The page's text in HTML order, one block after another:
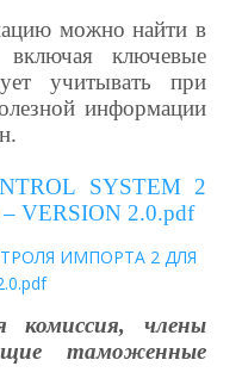
можно найти в
включая ключевые
учитывать при
информации
SYSTEM 2
VERSION 2.0.pdf
ИМПОРТА 2 ДЛЯ
комиссия, члены
таможенные